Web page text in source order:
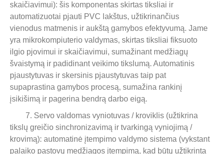
skaičiavimui): šis komponentas skirtas tiksliai ir
automatizuotai pjauti PVC lakštus, užtikrinančius
vienodus matmenis ir aukštą gamybos efektyvumą. Jame
yra mikrokompiuterio valdymas, skirtas tiksliai fiksuoto
ilgio pjovimui ir skaičiavimui, sumažinant medžiagų
švaistymą ir padidinant veikimo tikslumą. Automatinis
pjaustytuvas ir skersinis pjaustytuvas taip pat
supaprastina gamybos procesą, sumažina rankinį
įsikišimą ir pagerina bendrą darbo eigą.
7. Servo valdomas vyniotuvas / kroviklis (užtikrina
tikslų greičio sinchronizavimą ir tvarkingą vyniojimą /
krovimą): automatinė įtempimo valdymo sistema (vykstant
palaiko pastovų medžiagos įtempimą, kad būtų užtikrinta